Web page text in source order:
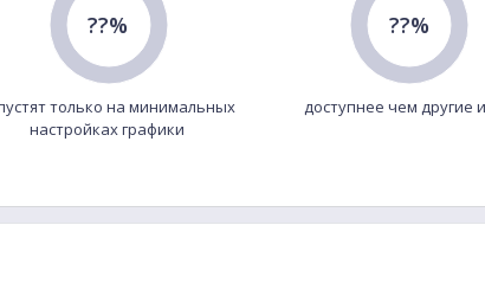
??%
только на минимальных
настройках графики
??%
доступнее чем другие